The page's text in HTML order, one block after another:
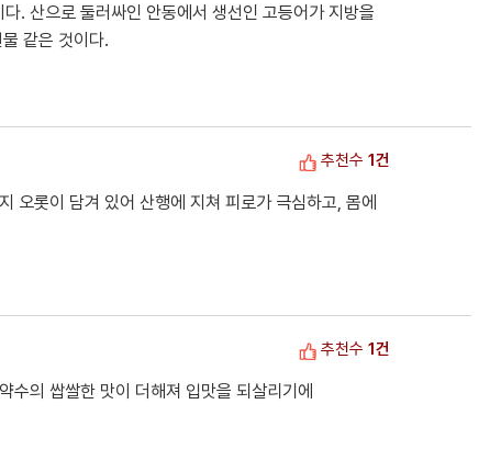
. 산으로 둘러싸인 안동에서 생선인 고등어가 지방을
같은 것이다.
오롯이 담겨 있어 산행에 지쳐 피로가 극심하고, 몸에
추천수1건
수의 쌉쌀한 맛이 더해져 입맛을 되살리기에
추천수1건